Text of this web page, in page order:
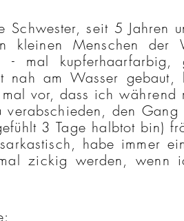
Schwester, seit 5 Jahren
kleinen Menschen der
- mal kupferhaarfarbig,
nah am Wasser gebaut,
mal vor, dass ichwährend
verabschieden, den Gang
3 Tage halbtot bin)
habe immer
zickig werden, wenn